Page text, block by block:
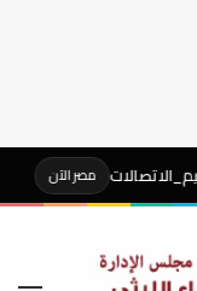
مصر الآن